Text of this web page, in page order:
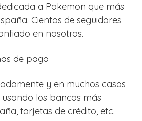
a Pokemon que más
Cientos de seguidores
en nosotros.
de pago
y en muchos casos
los bancos más
tarjetas de crédito, etc.